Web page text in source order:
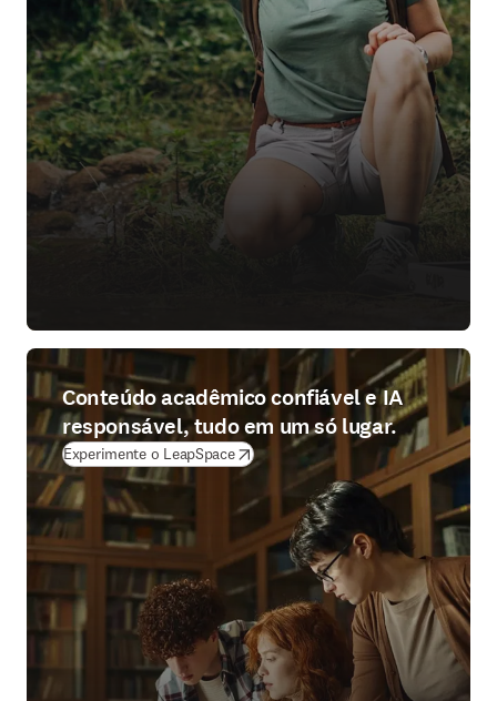
Conteúdo acadêmico confiável e IA
responsável, tudo em um só lugar.
Experimente o LeapSpace(abre em uma nova guia/janela)